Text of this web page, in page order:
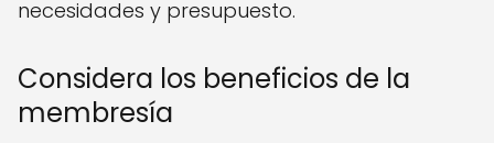
necesidades y presupuesto.
Considera los beneficios de la
membresía